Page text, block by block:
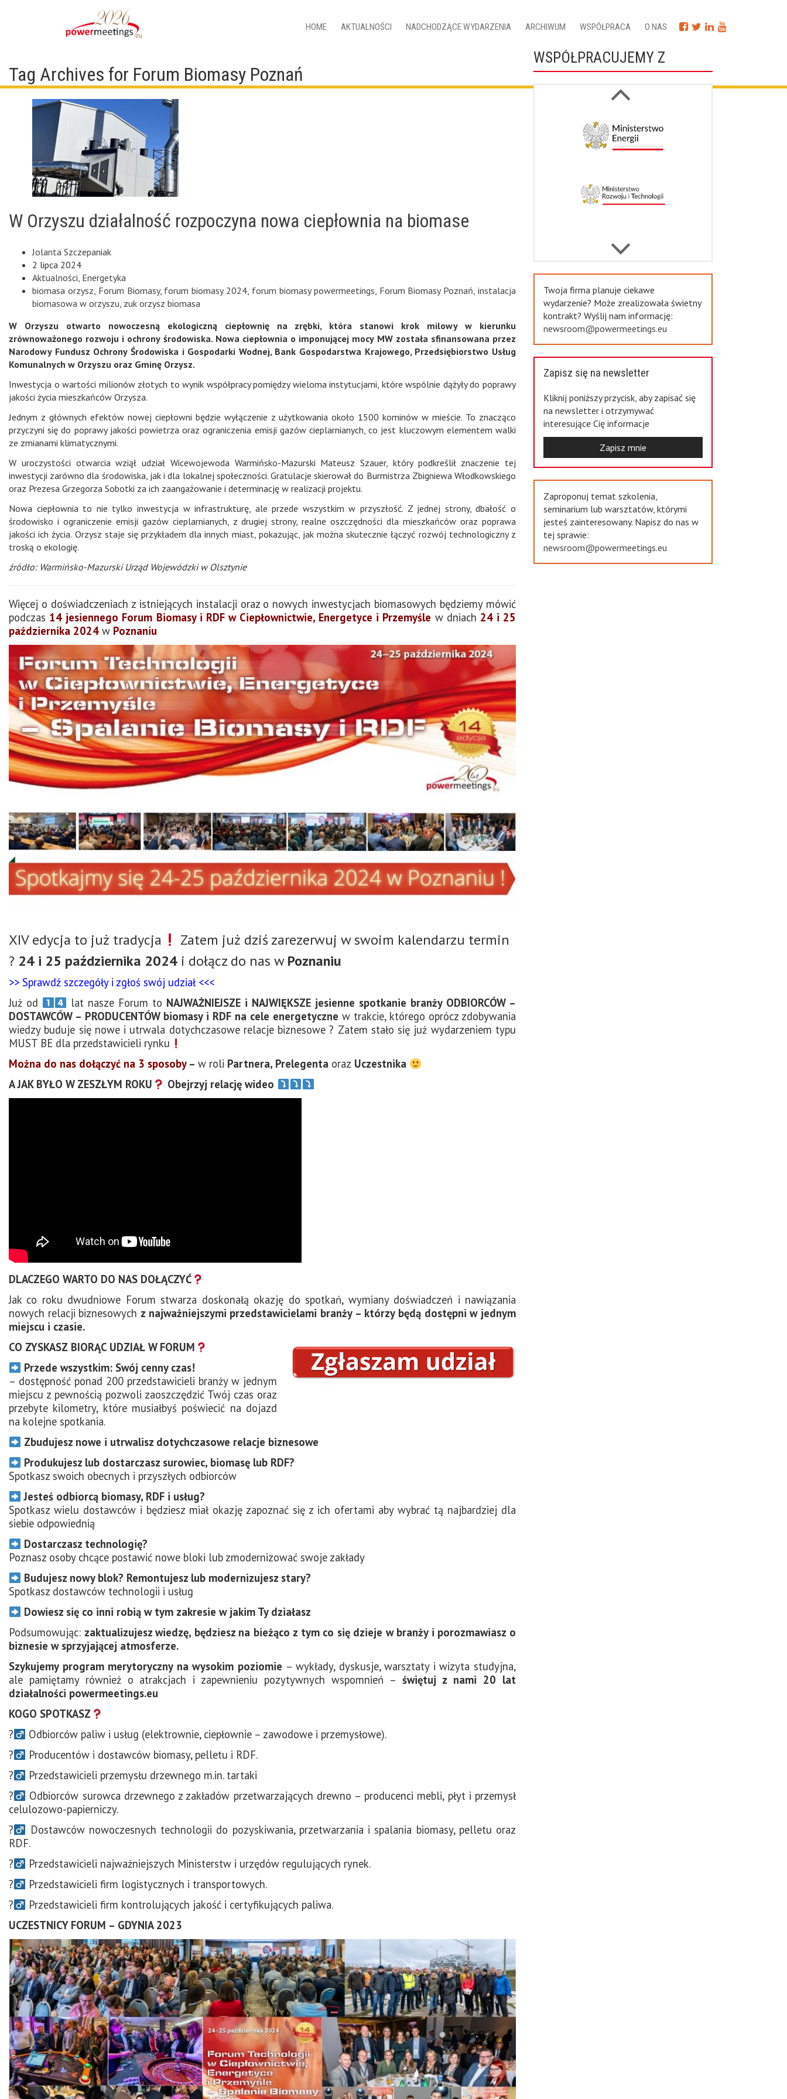
HOME AKTUALNOŚCI NADCHODZĄCE WYDARZENIA ARCHIWUM WSPÓŁPRACA O NAS
Tag Archives for Forum Biomasy Poznań
W Orzyszu działalność rozpoczyna nowa ciepłownia na biomase
Jolanta Szczepaniak
2 lipca 2024
Aktualności Energetyka
biomasa orzysz Forum Biomasy, forum biomasy 2024 forum biomasy powermeetings Forum Biomasy Poznań ,instalacja
biomasowa w orzyszu zuk orzysz biomasa
W Orzyszu otwarto nowoczesną ekologiczną ciepłownię na zrębki, która stanowi krok milowy w kierunku
zrównoważonego rozwoju i ochrony środowiska. Nowa ciepłownia o imponującej mocy MW została sfinansowana przez
Narodowy Fundusz Ochrony Środowiska i Gospodarki Wodnej, Bank Gospodarstwa Krajowego, Przedsiębiorstwo Usług
Komunalnych w Orzyszu oraz Gminę Orzysz.
Inwestycja o wartości milionów złotych to wynik współpracy pomiędzy wieloma instytucjami, które wspólnie dążyły do poprawy
jakości życia mieszkańców Orzysza.
Jednym z głównych efektów nowej ciepłowni będzie wyłączenie z użytkowania około 1500 kominów w mieście. To znacząco
przyczyni się do poprawy jakości powietrza oraz ograniczenia emisji gazów cieplarnianych, co jest kluczowym elementem walki
ze zmianami klimatycznymi.
W uroczystości otwarcia wziął udział Wicewojewoda Warmińsko-Mazurski Mateusz Szauer, który podkreślił znaczenie tej
inwestycji zarówno dla środowiska, jak i dla lokalnej społeczności. Gratulacje skierował do Burmistrza Zbigniewa Włodkowskiego
oraz Prezesa Grzegorza Sobotki za ich zaangażowanie i determinację w realizacji projektu.
Nowa ciepłownia to nie tylko inwestycja w infrastrukturę, ale przede wszystkim w przyszłość. Z jednej strony, dbałość o
środowisko i ograniczenie emisji gazów cieplarnianych, z drugiej strony, realne oszczędności dla mieszkańców oraz poprawa
jakości ich życia. Orzysz staje się przykładem dla innych miast, pokazując, jak można skutecznie łączyć rozwój technologiczny z
troską o ekologię.
źródło: Warmińsko-Mazurski Urząd Wojewódzki w Olsztynie
Więcej o doświadczeniach z istniejących instalacji oraz o nowych inwestycjach biomasowych będziemy mówić
podczas 14 jesiennego Forum Biomasy i RDF w Ciepłownictwie, Energetyce i Przemyśle w dniach 24 i 25
października 2024 w Poznaniu
XIV edycja to już tradycja
Zatem już dziś zarezerwuj w swoim kalendarzu termin
? 24 i 25 października 2024 i dołącz do nas wPoznaniu
>> Sprawdź szczegóły i zgłoś swój udział <<<
Już od
lat nasze Forum to NAJWAŻNIEJSZE i NAJWIĘKSZE jesienne spotkanie branży ODBIORCÓW –
DOSTAWCÓW – PRODUCENTÓW biomasy i RDF na cele energetyczne w trakcie, którego oprócz zdobywania
wiedzy buduje się nowe i utrwala dotychczasowe relacje biznesowe ? Zatem stało się już wydarzeniem typu
MUST BE dla przedstawicieli rynku
Można do nas dołączyć na 3 sposoby – w roli Partnera, Prelegenta oraz Uczestnika
A JAK BYŁO W ZESZŁYM ROKU
Obejrzyj relację wideo
DLACZEGO WARTO DO NAS DOŁĄCZYĆ
Jak co roku dwudniowe Forum stwarza doskonałą okazję do spotkań, wymiany doświadczeń i nawiązania
nowych relacji biznesowych z najważniejszymi przedstawicielami branży – którzy będą dostępni w jednym
miejscu i czasie.
CO ZYSKASZ BIORĄC UDZIAŁ W FORUM
Przede wszystkim: Swój cenny czas!
– dostępność ponad 200 przedstawicieli branży w jednym
miejscu z pewnością pozwoli zaoszczędzić Twój czas oraz
przebyte kilometry, które musiałbyś poświecić na dojazd
na kolejne spotkania.
Zbudujesz nowe i utrwalisz dotychczasowe relacje biznesowe
Produkujesz lub dostarczasz surowiec, biomasę lub RDF?
Spotkasz swoich obecnych i przyszłych odbiorców
Jesteś odbiorcą biomasy, RDF i usług?
Spotkasz wielu dostawców i będziesz miał okazję zapoznać się z ich ofertami aby wybrać tą najbardziej dla
siebie odpowiednią
Dostarczasz technologię?
Poznasz osoby chcące postawić nowe bloki lub zmodernizować swoje zakłady
Budujesz nowy blok? Remontujesz lub modernizujesz stary?
Spotkasz dostawców technologii i usług
Dowiesz się co inni robią w tym zakresie w jakim Ty działasz
Podsumowując: zaktualizujesz wiedzę, będziesz na bieżąco z tym co się dzieje w branży i porozmawiasz o
biznesie w sprzyjającej atmosferze.
Szykujemy program merytoryczny na wysokim poziomie – wykłady, dyskusje, warsztaty i wizyta studyjna,
ale pamiętamy również o atrakcjach i zapewnieniu pozytywnych wspomnień – świętuj z nami 20 lat
działalności powermeetings.eu
KOGO SPOTKASZ
?‍
Odbiorców paliw i usług (elektrownie, ciepłownie – zawodowe i przemysłowe).
?‍
Producentów i dostawców biomasy, pelletu i RDF.
?‍
Przedstawicieli przemysłu drzewnego m.in. tartaki
?‍
Odbiorców surowca drzewnego z zakładów przetwarzających drewno – producenci mebli, płyt i przemysł
celulozowo-papierniczy.
?‍
Dostawców nowoczesnych technologii do pozyskiwania, przetwarzania i spalania biomasy, pelletu oraz
RDF.
?‍
Przedstawicieli najważniejszych Ministerstw i urzędów regulujących rynek.
?‍
Przedstawicieli firm logistycznych i transportowych.
?‍
Przedstawicieli firm kontrolujących jakość i certyfikujących paliwa.
UCZESTNICY FORUM – GDYNIA 2023
WSPÓŁPRACUJEMY Z
Twoja firma planuje ciekawe
wydarzenie? Może zrealizowała świetny
kontrakt? Wyślij nam informację:
newsroom@powermeetings.eu
Zapisz się na newsletter
Kliknij poniższy przycisk, aby zapisać się
na newsletter i otrzymywać
interesujące Cię informacje
Zapisz mnie
Zaproponuj temat szkolenia,
seminarium lub warsztatów, którymi
jesteś zainteresowany. Napisz do nas w
tej sprawie:
newsroom@powermeetings.eu